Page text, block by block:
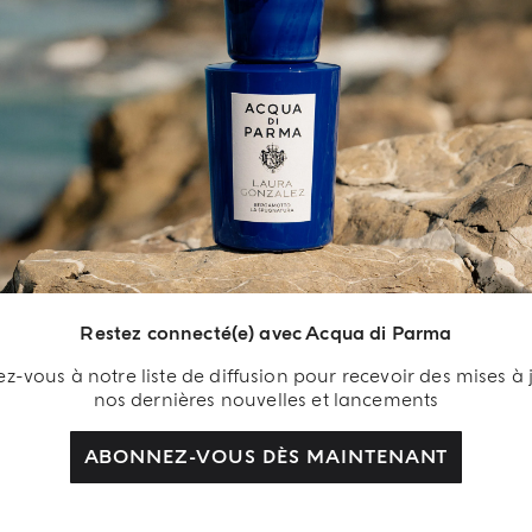
Restez connecté(e) avec Acqua di Parma
vous à notre liste de diffusion pour recevoir des mises à
nos dernières nouvelles et lancements
ABONNEZ-VOUS DÈS MAINTENANT
MAISON
Couvercle De Bougie En Cuir
€ 41.00
COPRIMI
Couvercle Pour Bougie
€ 120.00